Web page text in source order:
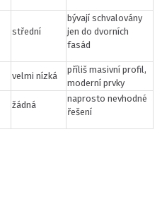
střední
bývají schvalovány
jen do dvorních
fasád
velmi nízká
příliš masivní profil,
moderní prvky
žádná
naprosto nevhodné
řešení